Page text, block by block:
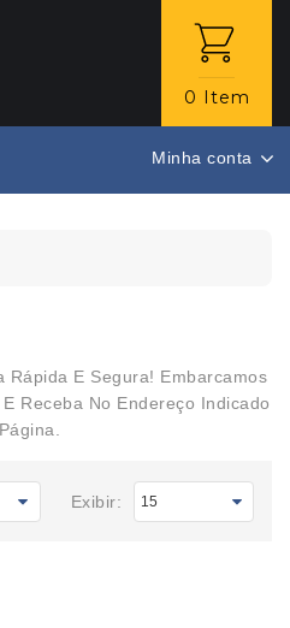
0 Item
Minha conta
Rápida E Segura! Embarcamos
Receba No Endereço Indicado
Exibir: